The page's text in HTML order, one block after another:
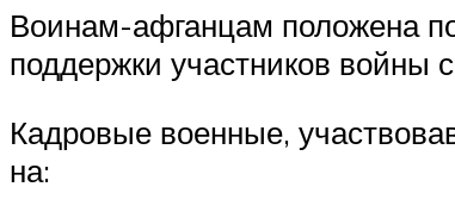
Воинам-афганцам положена
поддержки участников войны
Кадровые военные,
на: